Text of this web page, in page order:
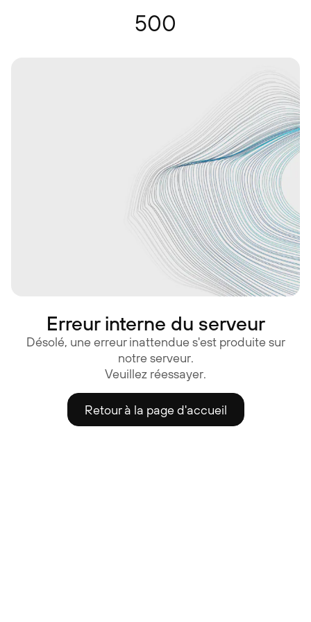
500
Erreur interne du serveur
Désolé, une erreur inattendue s'est produite sur
notre serveur.
Veuillez réessayer.
Retour à la page d'accueil